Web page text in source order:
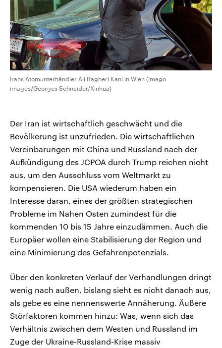
Irans Atomunterhändler Ali Bagheri Kani in Wien (imago
images/Georges Schneider/Xinhua)
Der Iran ist wirtschaftlich geschwächt und die
Bevölkerung ist unzufrieden. Die wirtschaftlichen
Vereinbarungen mit China und Russland nach der
Aufkündigung des JCPOA durch Trump reichen nicht
aus, um den Ausschluss vom Weltmarkt zu
kompensieren. Die USA wiederum haben ein
Interesse daran, eines der größten strategischen
Probleme im Nahen Osten zumindest für die
kommenden 10 bis 15 Jahre einzudämmen. Auch die
Europäer wollen eine Stabilisierung der Region und
eine Minimierung des Gefahrenpotenzials.
Über den konkreten Verlauf der Verhandlungen dringt
wenig nach außen, bislang sieht es nicht danach aus,
als gebe es eine nennenswerte Annäherung. Äußere
Störfaktoren kommen hinzu: Was, wenn sich das
Verhältnis zwischen dem Westen und Russland im
Zuge der Ukraine-Russland-Krise massiv